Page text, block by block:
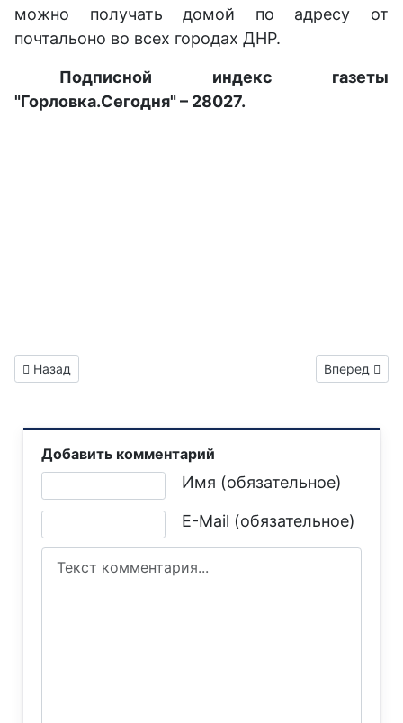
можно получать домой по адресу от
почтальоно во всех городах ДНР.
Подписной индекс газеты
"Горловка.Сегодня" – 28027.
Предыдущий: Газета "Горловка.Сегодня" выпуск №38
Назад Следующий:
Вперед
Добавить комментарий
Имя (обязательное)
E-Mail (обязательное)
Текст комментария